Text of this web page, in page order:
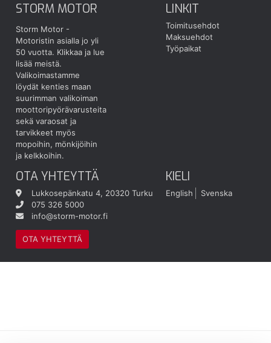
STORM MOTOR
Storm Motor -
Motoristin asialla jo yli
50 vuotta. Klikkaa ja lue
lisää meistä.
Valikoimastamme
löydät kenties maan
suurimman valikoiman
moottoripyörävarusteita
sekä varaosat ja
tarvikkeet myös
mopoihin, mönkijöihin
ja kelkkoihin.
LINKIT
Toimitusehdot
Maksuehdot
Työpaikat
OTA YHTEYTTÄ
Lukkosepänkatu 4, 20320 Turku
075 326 5000
info@storm-motor.fi
OTA YHTEYTTÄ
KIELI
English Svenska